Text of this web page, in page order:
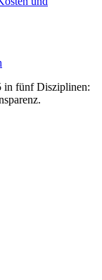
in fünf Disziplinen: